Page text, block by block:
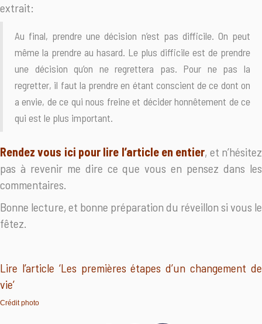
extrait:
Au final, prendre une décision n’est pas difficile. On peut
même la prendre au hasard. Le plus difficile est de prendre
une décision qu’on ne regrettera pas. Pour ne pas la
regretter, il faut la prendre en étant conscient de ce dont on
a envie, de ce qui nous freine et décider honnêtement de ce
qui est le plus important.
Rendez vous ici pour lire l’article en entier, et n’hésitez
pas à revenir me dire ce que vous en pensez dans les
commentaires.
Bonne lecture, et bonne préparation du réveillon si vous le
fêtez.
Lire l’article ‘Les premières étapes d’un changement de
vie’
Crédit photo